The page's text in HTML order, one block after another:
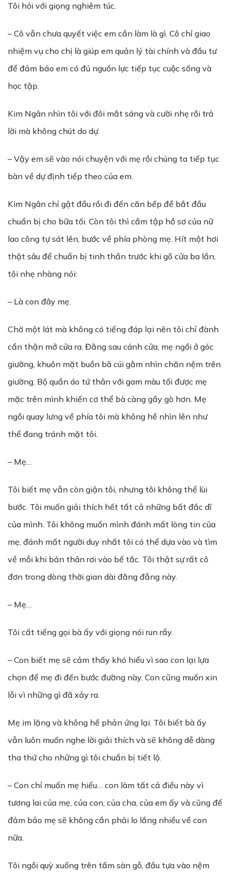
Tôi hỏi với giọng nghiêm túc.
– Cô vẫn chưa quyết việc em cần làm là gì. Cô chỉ giao
nhiệm vụ cho chị là giúp em quản lý tài chính và đầu tư
để đảm bảo em có đủ nguồn lực tiếp tục cuộc sống và
học tập.
Kim Ngân nhìn tôi với đôi mắt sáng và cười nhẹ rồi trả
lời mà không chút do dự.
– Vậy em sẽ vào nói chuyện với mẹ rồi chúng ta tiếp tục
bàn về dự định tiếp theo của em.
Kim Ngân chỉ gật đầu rồi đi đến căn bếp để bắt đầu
chuẩn bị cho bữa tối. Còn tôi thì cầm tập hồ sơ của nữ
lao công tự sát lên, bước về phía phòng mẹ. Hít một hơi
thật sâu để chuẩn bị tinh thần trước khi gõ cửa ba lần,
tôi nhẹ nhàng nói:
– Là con đây mẹ.
Chờ một lát mà không có tiếng đáp lại nên tôi chỉ đành
cẩn thận mở cửa ra. Đằng sau cánh cửa, mẹ ngồi ở góc
giường, khuôn mặt buồn bã cúi gằm nhìn chăn nệm trên
giường. Bộ quần áo tứ thân với gam màu tối được mẹ
mặc trên mình khiến cơ thể bà càng gầy gò hơn. Mẹ
ngồi quay lưng về phía tôi mà không hề nhìn lên như
thể đang tránh mặt tôi.
– Mẹ…
Tôi biết mẹ vẫn còn giận tôi, nhưng tôi không thể lùi
bước. Tôi muốn giải thích hết tất cả những bất đắc dĩ
của mình. Tôi không muốn mình đánh mất lòng tin của
mẹ, đánh mất người duy nhất tôi có thể dựa vào và tìm
về mỗi khi bản thân rơi vào bế tắc. Tôi thật sự rất cô
đơn trong dòng thời gian dài đằng đẵng này.
– Mẹ…
Tôi cất tiếng gọi bà ấy với giọng nói run rẩy.
– Con biết mẹ sẽ cảm thấy khó hiểu vì sao con lại lựa
chọn để mẹ đi đến bước đường này. Con cũng muốn xin
lỗi vì những gì đã xảy ra.
Mẹ im lặng và không hề phản ứng lại. Tôi biết bà ấy
vẫn luôn muốn nghe lời giải thích và sẽ không dễ dàng
tha thứ cho những gì tôi chuẩn bị tiết lộ.
– Con chỉ muốn mẹ hiểu… con làm tất cả điều này vì
tương lai của mẹ, của con, của cha, của em ấy và cũng để
đảm bảo mẹ sẽ không cần phải lo lắng nhiều về con
nữa.
Tôi ngồi quỳ xuống trên tấm sàn gỗ, đầu tựa vào nệm